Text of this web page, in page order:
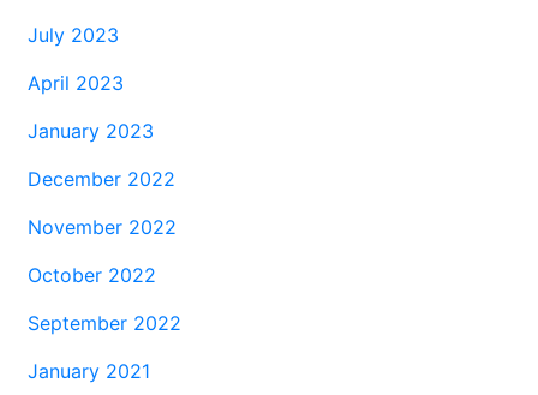
July 2023
April 2023
January 2023
December 2022
November 2022
October 2022
September 2022
January 2021